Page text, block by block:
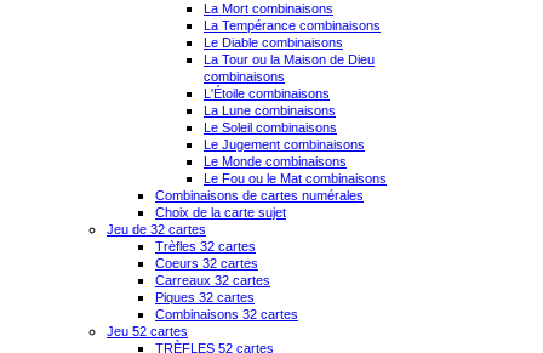
La Mort combinaisons
La Tempérance combinaisons
Le Diable combinaisons
La Tour ou la Maison de Dieu
combinaisons
L'Étoile combinaisons
La Lune combinaisons
Le Soleil combinaisons
Le Jugement combinaisons
Le Monde combinaisons
Le Fou ou le Mat combinaisons
Combinaisons de cartes numérales
Choix de la carte sujet
Jeu de 32 cartes
Trèfles 32 cartes
Coeurs 32 cartes
Carreaux 32 cartes
Piques 32 cartes
Combinaisons 32 cartes
Jeu 52 cartes
TRÈFLES 52 cartes